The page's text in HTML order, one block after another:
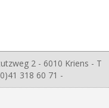
2 - 6010 Kriens - T
318 60 71 -